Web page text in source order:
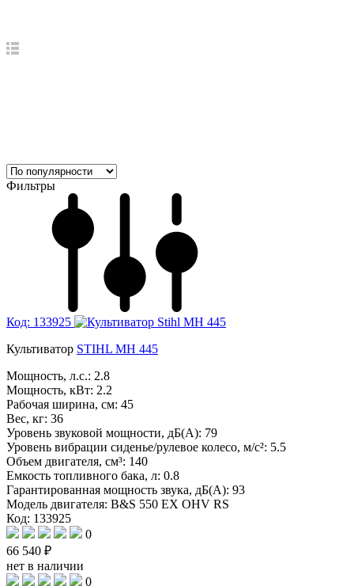
Фильтры
Код: 133925
Культиватор STIHL MH 445
Мощность, л.с.: 2.8
Мощность, кВт: 2.2
Рабочая ширина, см: 45
Вес, кг: 36
Уровень звуковой мощности, дБ(A): 79
Уровень вибрации сиденье/рулевое колесо, м/с²: 5.5
Объем двигателя, см³: 140
Емкость топливного бака, л: 0.8
Гарантированная мощность звука, дБ(А): 93
Модель двигателя: B&S 550 EX OHV RS
Код: 133925
0
66 540 ₽
нет в наличии
0